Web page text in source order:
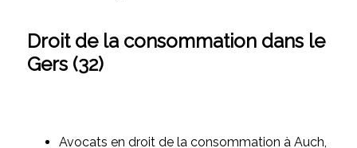
Droit de la consommation dans le
Gers (32)
Avocats en droit de la consommation à Auch,